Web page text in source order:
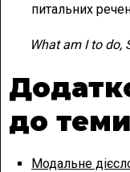
питальних
What am I to do,
до
Модальне